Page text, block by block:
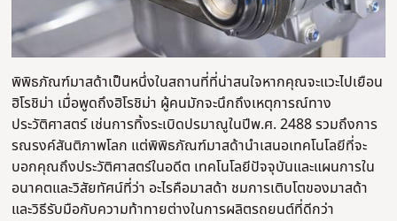
พิพิธภัณฑ์มาสด้าเป็นหนึ่งในสถานที่ที่น่าสนใจหากคุณจะแวะไปเยือน
ฮิโรชิม่า เมื่อพูดถึงฮิโรชิม่า ผู้คนมักจะนึกถึงเหตุการณ์ทาง
ประวัติศาสตร์ เช่นการทิ้งระเบิดปรมาณูในปีพ.ศ. 2488 รวมถึงการ
รณรงค์สันติภาพโลก แต่พิพิธภัณฑ์มาสด้านำเสนอเทคโนโลยีที่จะ
บอกคุณถึงประวัติศาสตร์ในอดีต เทคโนโลยีปัจจุบันและแผนการใน
อนาคตและวิสัยทัศน์ที่ว่า อะไรคือมาสด้า ชมการเติบโตของมาสด้า
และวิธีรับมือกับความท้าทายต่างในการผลิตรถยนต์ที่ดีกว่า